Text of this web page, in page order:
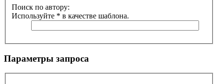
Поиск по автору:
Используйте * в качестве шаблона.
Параметры запроса